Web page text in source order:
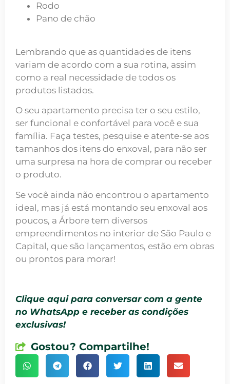
Rodo
Pano de chão
Lembrando que as quantidades de itens
variam de acordo com a sua rotina, assim
como a real necessidade de todos os
produtos listados.
O seu apartamento precisa ter o seu estilo,
ser funcional e confortável para você e sua
família. Faça testes, pesquise e atente-se aos
tamanhos dos itens do enxoval, para não ser
uma surpresa na hora de comprar ou receber
o produto.
Se você ainda não encontrou o apartamento
ideal, mas já está montando seu enxoval aos
poucos, a Árbore tem diversos
empreendimentos no interior de São Paulo e
Capital, que são lançamentos, estão em obras
ou prontos para morar!
Clique aqui para conversar com a gente
no WhatsApp e receber as condições
exclusivas!
Gostou? Compartilhe!